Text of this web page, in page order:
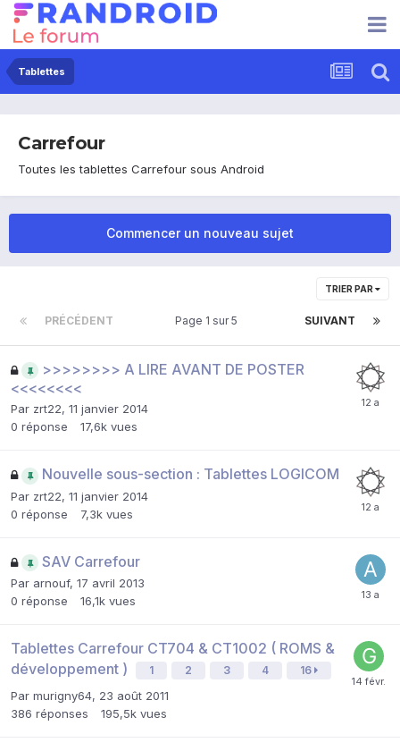
Tablettes
Carrefour
Toutes les tablettes Carrefour sous Android
Commencer un nouveau sujet
TRIER PAR
PRÉCÉDENT SUIVANT
Page 1 sur 5
>>>>>>>> A LIRE AVANT DE POSTER
<<<<<<<<
Par zrt22, 11 janvier 2014
0 réponse 17,6k vues
Nouvelle sous-section : Tablettes LOGICOM
Par zrt22, 11 janvier 2014
0 réponse 7,3k vues
SAV Carrefour
Par arnouf, 17 avril 2013
0 réponse 16,1k vues
Tablettes Carrefour CT704 & CT1002 ( ROMS &
développement )
1 2 3 4 16
Par murigny64, 23 août 2011
386 réponses 195,5k vues